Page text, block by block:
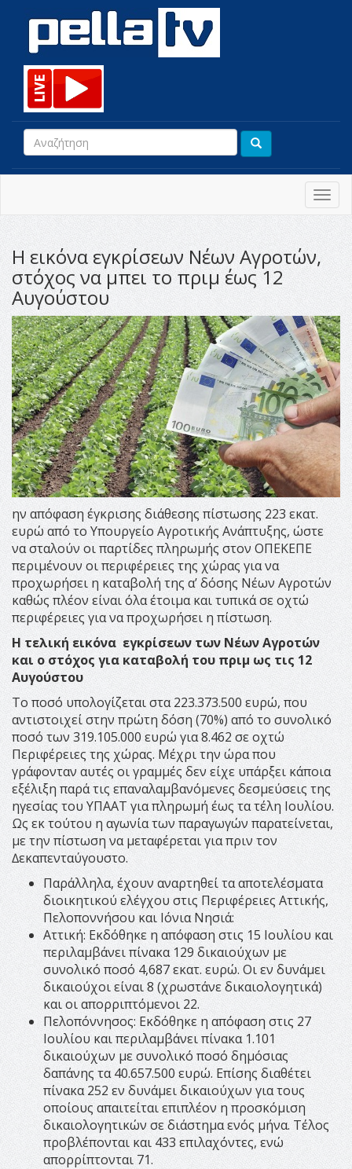
Η εικόνα εγκρίσεων Νέων Αγροτών,
στόχος να μπει το πριμ έως 12
Αυγούστου
ην απόφαση έγκρισης διάθεσης πίστωσης 223 εκατ.
ευρώ από το Υπουργείο Αγροτικής Ανάπτυξης, ώστε
να σταλούν οι παρτίδες πληρωµής στον ΟΠΕΚΕΠΕ
περιµένουν οι περιφέρειες της χώρας για να
προχωρήσει η καταβολή της α’ δόσης Νέων Αγροτών
καθώς πλέον είναι όλα έτοιµα και τυπικά σε οχτώ
περιφέρειες για να προχωρήσει η πίστωση.
Η τελική εικόνα εγκρίσεων των Νέων Αγροτών
και ο στόχος για καταβολή του πριμ ως τις 12
Αυγούστου
Το ποσό υπολογίζεται στα 223.373.500 ευρώ, που
αντιστοιχεί στην πρώτη δόση (70%) από το συνολικό
ποσό των 319.105.000 ευρώ για 8.462 σε οχτώ
Περιφέρειες της χώρας. Μέχρι την ώρα που
γράφονταν αυτές οι γραµµές δεν είχε υπάρξει κάποια
εξέλιξη παρά τις επαναλαµβανόµενες δεσµεύσεις της
ηγεσίας του ΥΠΑΑΤ για πληρωµή έως τα τέλη Ιουλίου.
Ως εκ τούτου η αγωνία των παραγωγών παρατείνεται,
µε την πίστωση να µεταφέρεται για πριν τον
∆εκαπενταύγουστο.
Παράλληλα, έχουν αναρτηθεί τα αποτελέσµατα
διοικητικού ελέγχου στις Περιφέρειες Αττικής,
Πελοποννήσου και Ιόνια Νησιά:
Αττική: Εκδόθηκε η απόφαση στις 15 Ιουλίου και
περιλαµβάνει πίνακα 129 δικαιούχων µε
συνολικό ποσό 4,687 εκατ. ευρώ. Οι εν δυνάµει
δικαιούχοι είναι 8 (χρωστάνε δικαιολογητικά)
και οι απορριπτόµενοι 22.
Πελοπόννησος: Εκδόθηκε η απόφαση στις 27
Ιουλίου και περιλαµβάνει πίνακα 1.101
δικαιούχων µε συνολικό ποσό δηµόσιας
δαπάνης τα 40.657.500 ευρώ. Επίσης διαθέτει
πίνακα 252 εν δυνάµει δικαιούχων για τους
οποίους απαιτείται επιπλέον η προσκόµιση
δικαιολογητικών σε διάστηµα ενός µήνα. Τέλος
προβλέπονται και 433 επιλαχόντες, ενώ
απορρίπτονται 71.